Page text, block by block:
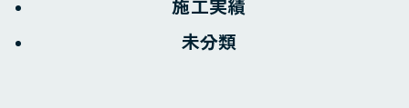
施工実績
未分類